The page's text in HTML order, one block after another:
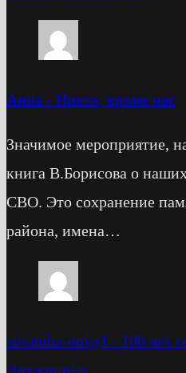
Анна - Никто, кроме нас
Значимое мероприятие,
книга В.Борисова о
СВО. Это сохранение
района, имена…
sosamba-novg1 - 100 лет
Дружинина